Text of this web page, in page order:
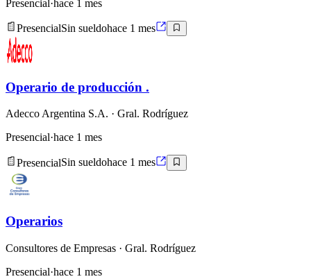
Presencial·hace 1 mes
PresencialSin sueldohace 1 mes
Operario de producción .
Adecco Argentina S.A. · Gral. Rodríguez
Presencial·hace 1 mes
PresencialSin sueldohace 1 mes
Operarios
Consultores de Empresas · Gral. Rodríguez
Presencial·hace 1 mes